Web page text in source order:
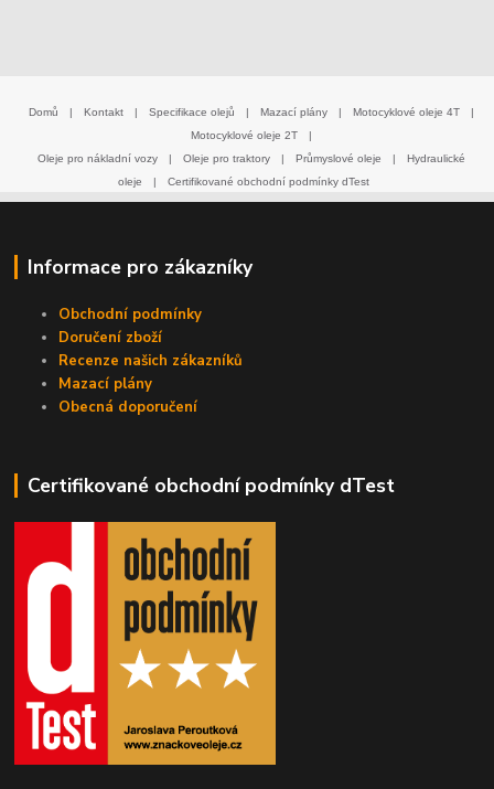
Domů | Kontakt | Specifikace olejů | Mazací plány | Motocyklové oleje 4T
|
Motocyklové oleje 2T
|
Oleje pro nákladní vozy
| Oleje pro traktory | Průmyslové oleje |
Hydraulické
oleje
| Certifikované obchodní podmínky dTest
Informace pro zákazníky
Obchodní podmínky
Doručení zboží
Recenze našich zákazníků
Mazací plány
Obecná doporučení
Certifikované obchodní podmínky dTest